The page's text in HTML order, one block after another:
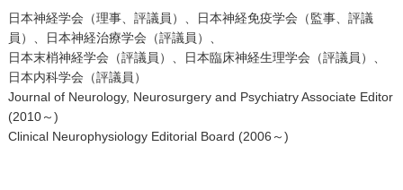
日本神経学会（理事、評議員）、日本神経免疫学会（監事、評議
員）、日本神経治療学会（評議員）、
日本末梢神経学会（評議員）、日本臨床神経生理学会（評議員）、
日本内科学会（評議員）
Journal of Neurology, Neurosurgery and Psychiatry Associate Editor
(2010～)
Clinical Neurophysiology Editorial Board (2006～)